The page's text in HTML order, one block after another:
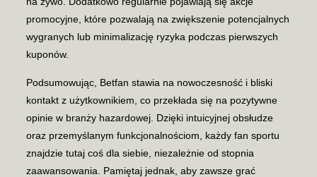
promocyjne, które pozwalają na zwiększenie potencjalnych
wygranych lub minimalizację ryzyka podczas pierwszych
kuponów.
Podsumowując, Betfan stawia na nowoczesność i bliski
kontakt z użytkownikiem, co przekłada się na pozytywne
opinie w branży hazardowej. Dzięki intuicyjnej obsłudze
oraz przemyślanym funkcjonalnościom, każdy fan sportu
znajdzie tutaj coś dla siebie, niezależnie od stopnia
zaawansowania. Pamiętaj jednak, aby zawsze grać